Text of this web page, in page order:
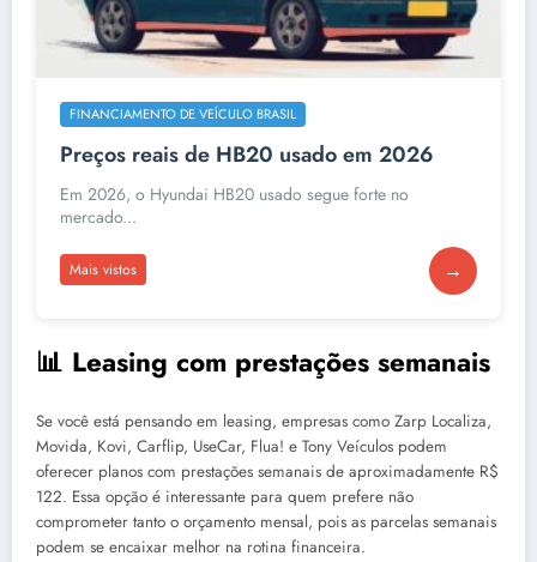
FINANCIAMENTO DE VEÍCULO BRASIL
Preços reais de HB20 usado em 2026
Em 2026, o Hyundai HB20 usado segue forte no
mercado...
Mais vistos →
📊 Leasing com prestações semanais
Se você está pensando em leasing, empresas como Zarp Localiza,
Movida, Kovi, Carflip, UseCar, Flua! e Tony Veículos podem
oferecer planos com prestações semanais de aproximadamente R$
122. Essa opção é interessante para quem prefere não
comprometer tanto o orçamento mensal, pois as parcelas semanais
podem se encaixar melhor na rotina financeira.